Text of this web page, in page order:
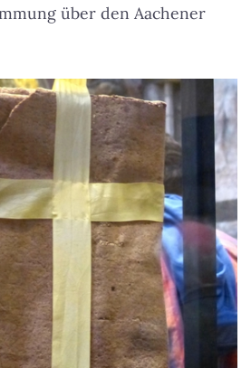
über den Aachener